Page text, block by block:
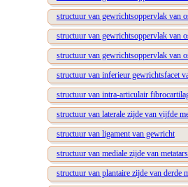
structuur van gewrichtsoppervlak van
structuur van gewrichtsoppervlak van
structuur van gewrichtsoppervlak van
structuur van inferieur gewrichtsfacet
structuur van intra-articulair
structuur van laterale zijde van vijfde
structuur van ligament van gewricht
structuur van mediale zijde van
structuur van plantaire zijde van derde